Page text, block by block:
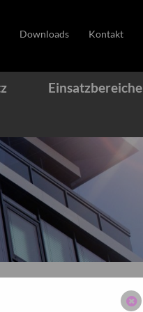
Downloads Kontakt
Einsatzbereiche